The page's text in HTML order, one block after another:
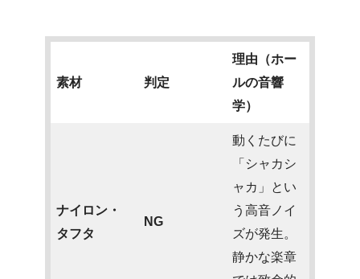
素材 判定
理由（ホー
ルの音響
学）
ナイロン・
タフタ
NG
動くたびに
「シャカシ
ャカ」とい
う高音ノイ
ズが発生。
静かな楽章